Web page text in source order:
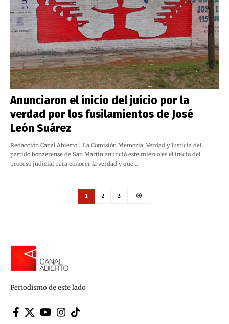
Anunciaron el inicio del juicio por la
verdad por los fusilamientos de José
León Suárez
Redacción Canal Abierto | La Comisión Memoria, Verdad y Justicia del
partido bonaerense de San Martín anunció este miércoles el inicio del
proceso judicial para conocer la verdad y que…
1 2 3
Periodismo de este lado